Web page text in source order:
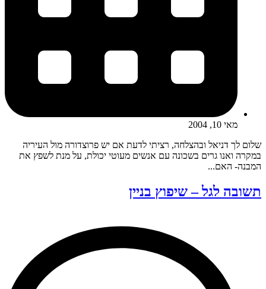
מאי 10, 2004
שלום לך דניאל ובהצלחה, רציתי לדעת אם יש פרוצדורה מול העיריה
במקרה ואנו גרים בשכונה עם אנשים מעוטי יכולת, על מנת לשפץ את
המבנה- האם...
תשובה לגל – שיפוץ בניין